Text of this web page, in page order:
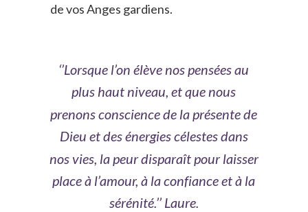
de vos Anges gardiens.
‘’Lorsque l’on élève nos pensées au
plus haut niveau, et que nous
prenons conscience de la présente de
Dieu et des énergies célestes dans
nos vies, la peur disparaît pour laisser
place à l’amour, à la confiance et à la
sérénité.’’ Laure.